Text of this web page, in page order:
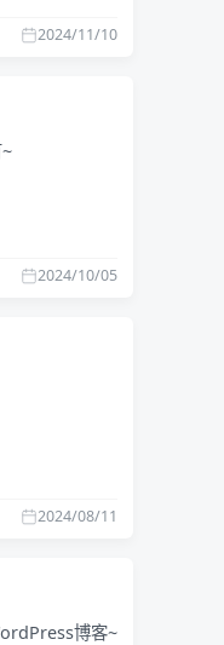
2024/11/10
2024/10/05
2024/08/11
博客~